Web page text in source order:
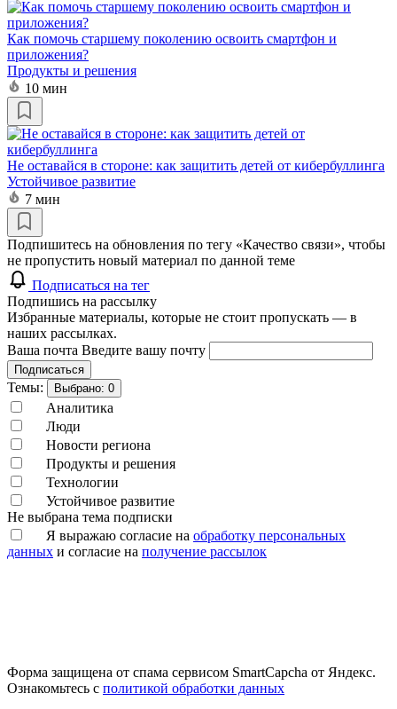
Как помочь старшему поколению освоить смартфон и
приложения?
Продукты и решения
10 мин
Не оставайся в стороне: как защитить детей от кибербуллинга
Устойчивое развитие
7 мин
Подпишитесь на обновления по тегу «Качество связи», чтобы
не пропустить новый материал по данной теме
Подписаться на тег
Подпишись на рассылку
Избранные материалы, которые не стоит пропускать — в
наших рассылках.
Ваша почта Введите вашу почту
Подписаться
Темы: Выбрано: 0
Аналитика
Люди
Новости региона
Продукты и решения
Технологии
Устойчивое развитие
Не выбрана тема подписки
Я выражаю согласие на обработку персональных
данных и согласие на получение рассылок
Форма защищена от спама сервисом SmartCapcha от Яндекс.
Ознакомьтесь с политикой обработки данных